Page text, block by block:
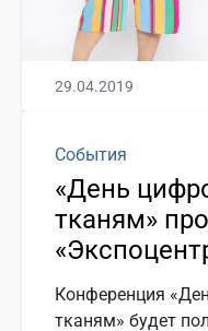
29.04.2019
События
«День
тканям»
Конференция
тканям» будет